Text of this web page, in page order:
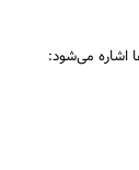
اشاره می‌شود: